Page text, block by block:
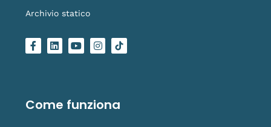
Archivio statico
F
a
o
k
L
i
i
n
Y
o
e
I
n
r
a
L
o
i
k
Come funziona